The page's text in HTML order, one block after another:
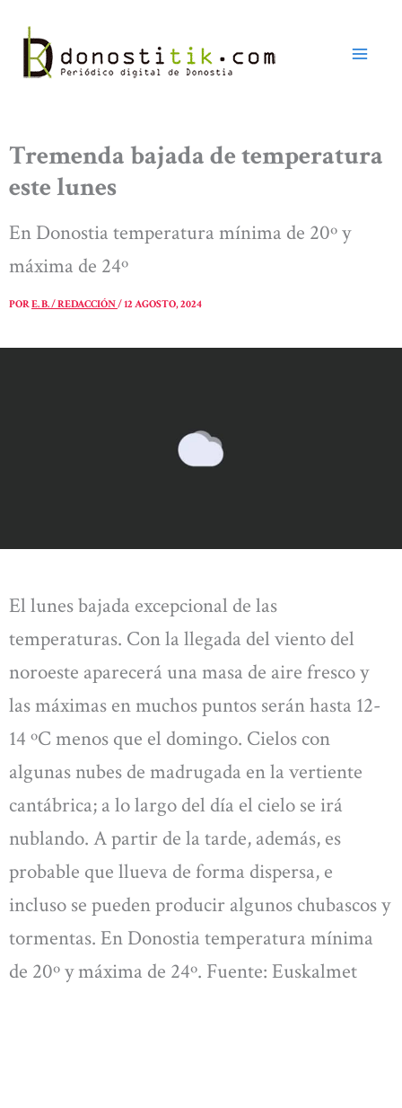
contenido
Tremenda bajada de temperatura
este lunes
En Donostia temperatura mínima de 20º y
máxima de 24º
PORE. B. / REDACCIÓN/12 AGOSTO, 2024
El lunes bajada excepcional de las
temperaturas. Con la llegada del viento del
noroeste aparecerá una masa de aire fresco y
las máximas en muchos puntos serán hasta 12-
14 ºC menos que el domingo. Cielos con
algunas nubes de madrugada en la vertiente
cantábrica; a lo largo del día el cielo se irá
nublando. A partir de la tarde, además, es
probable que llueva de forma dispersa, e
incluso se pueden producir algunos chubascos y
tormentas. En Donostia temperatura mínima
de 20º y máxima de 24º. Fuente: Euskalmet